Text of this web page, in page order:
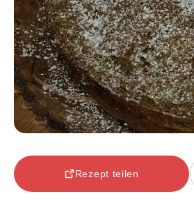
Rezept teilen